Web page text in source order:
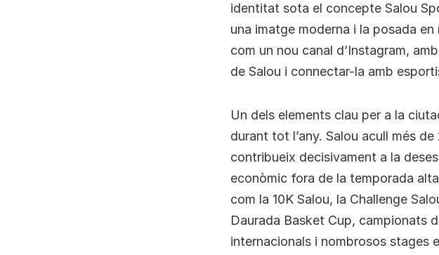
identitat sota el concepte Salou
una imatge moderna i la posada
com un nou canal d’Instagram,
de Salou i connectar-la amb
Un dels elements clau per a la
durant tot l’any. Salou acull més
contribueix decisivament a la
econòmic fora de la temporada
com la 10K Salou, la Challenge
Daurada Basket Cup, campionats
internacionals i nombrosos stages